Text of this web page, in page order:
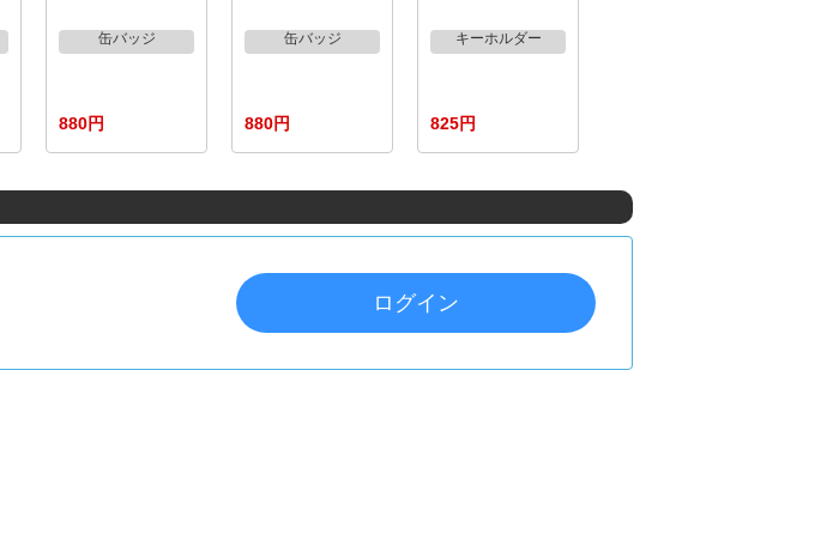
缶バッジ
880円
缶バッジ
880円
キーホルダー
825円
ログイン